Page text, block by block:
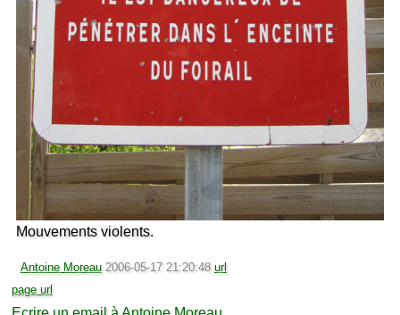
Mouvements violents.
Antoine Moreau 2006-05-17 21:20:48 url
page url